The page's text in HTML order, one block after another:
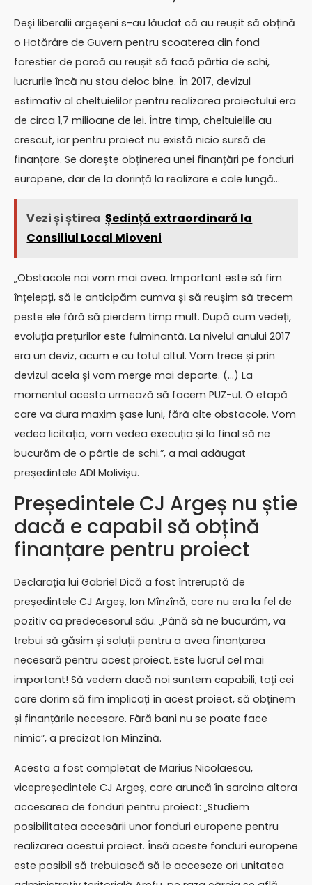
Deși liberalii argeșeni s-au lăudat că au reușit să obțină
o Hotărâre de Guvern pentru scoaterea din fond
forestier de parcă au reușit să facă pârtia de schi,
lucrurile încă nu stau deloc bine. În 2017, devizul
estimativ al cheltuielilor pentru realizarea proiectului era
de circa 1,7 milioane de lei. Între timp, cheltuielile au
crescut, iar pentru proiect nu există nicio sursă de
finanțare. Se dorește obținerea unei finanțări pe fonduri
europene, dar de la dorință la realizare e cale lungă…
Vezi și știrea Ședință extraordinară la
Consiliul Local Mioveni
„Obstacole noi vom mai avea. Important este să fim
înțelepți, să le anticipăm cumva și să reușim să trecem
peste ele fără să pierdem timp mult. După cum vedeți,
evoluția prețurilor este fulminantă. La nivelul anului 2017
era un deviz, acum e cu totul altul. Vom trece și prin
devizul acela și vom merge mai departe. (…) La
momentul acesta urmează să facem PUZ-ul. O etapă
care va dura maxim șase luni, fără alte obstacole. Vom
vedea licitația, vom vedea execuția și la final să ne
bucurăm de o pârtie de schi.”, a mai adăugat
președintele ADI Molivișu.
Președintele CJ Argeș nu știe
dacă e capabil să obțină
finanțare pentru proiect
Declarația lui Gabriel Dică a fost întreruptă de
președintele CJ Argeș, Ion Mînzînă, care nu era la fel de
pozitiv ca predecesorul său. „Până să ne bucurăm, va
trebui să găsim și soluții pentru a avea finanțarea
necesară pentru acest proiect. Este lucrul cel mai
important! Să vedem dacă noi suntem capabili, toți cei
care dorim să fim implicați în acest proiect, să obținem
și finanțările necesare. Fără bani nu se poate face
nimic”, a precizat Ion Mînzînă.
Acesta a fost completat de Marius Nicolaescu,
vicepreședintele CJ Argeș, care aruncă în sarcina altora
accesarea de fonduri pentru proiect: „Studiem
posibilitatea accesării unor fonduri europene pentru
realizarea acestui proiect. Însă aceste fonduri europene
este posibil să trebuiască să le acceseze ori unitatea